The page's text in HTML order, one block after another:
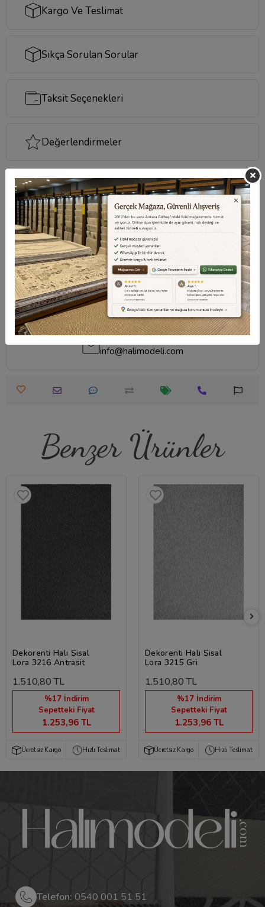
Kargo Ve Teslimat
Sıkça Sorulan Sorular
Taksit Seçenekleri
Değerlendirmeler
Destek Merkezi
Aklınızdaki soruların yanıtları ve önemli konuların
cevapları içindestek merkezisayfamızı ziyaret
edebilirsiniz.
Destek Merkezi
Destek Merkezi
0540 001 51 51
Whatsapp Destek
0540 001 51 51
Öneri ve Şikayet
info@halimodeli.com
Benzer Ürünler
Dekorenti Halı Sisal
Lora 3216 Antrasit
1.510,80 TL
%17 İndirim
Sepetteki Fiyat
1.253,96 TL
Ücretsiz Kargo Hızlı Teslimat
Dekorenti Halı Sisal
Lora 3215 Gri
1.510,80 TL
%17 İndirim
Sepetteki Fiyat
1.253,96 TL
Ücretsiz Kargo Hızlı Teslimat
Telefon: 0540 001 51 51